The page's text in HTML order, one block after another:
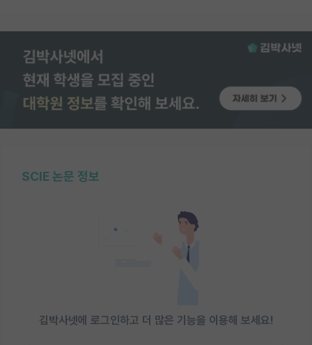
SCIE 논문 정보
김박사넷에 로그인하고 더 많은 기능을 이용해 보세요!